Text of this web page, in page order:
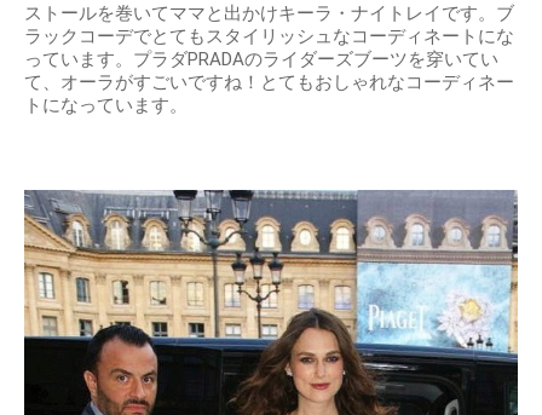
ストールを巻いてママと出かけキーラ・ナイトレイです。ブ
ラックコーデでとてもスタイリッシュなコーディネートにな
っています。プラダPRADAのライダーズブーツを穿いてい
て、オーラがすごいですね！とてもおしゃれなコーディネー
トになっています。